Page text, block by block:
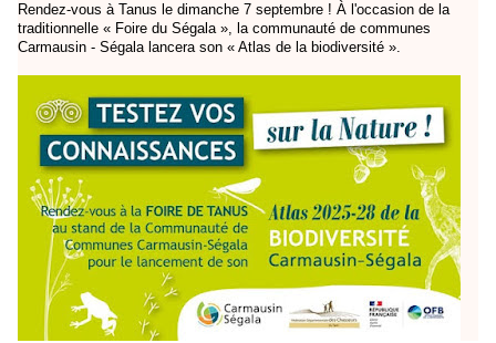
Rendez-vous à Tanus le dimanche 7 septembre ! À l'occasion de la
traditionnelle « Foire du Ségala », la communauté de communes
Carmausin - Ségala lancera son « Atlas de la biodiversité ».